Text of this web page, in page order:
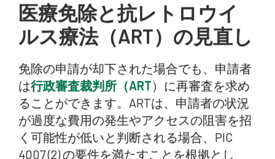
医療免除と抗レトロウイ
ルス療法（ART）の見直し
免除の申請が却下された場合でも、申請者
は行政審査裁判所（ART）に再審査を求め
ることができます。ARTは、申請者の状況
が過度な費用の発生やアクセスの阻害を招
く可能性が低いと判断される場合、PIC
4007 (2) の要件を満たすことを根拠とし